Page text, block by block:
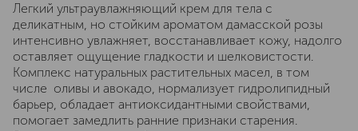
Легкий ультраувлажняющий крем для тела с
деликатным, но стойким ароматом дамасской розы
интенсивно увлажняет, восстанавливает кожу, надолго
оставляет ощущение гладкости и шелковистости.
Комплекс натуральных растительных масел, в том
числе оливы и авокадо, нормализует гидролипидный
барьер, обладает антиоксидантными свойствами,
помогает замедлить ранние признаки старения.